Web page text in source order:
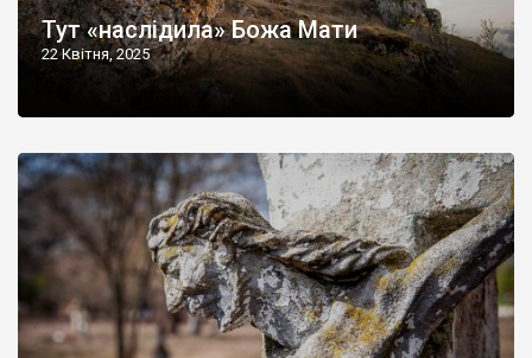
Тут «наслідила» Божа Мати
22 Квітня, 2025